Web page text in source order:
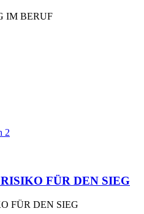
IM BERUF
FÜR DEN SIEG
FÜR DEN SIEG